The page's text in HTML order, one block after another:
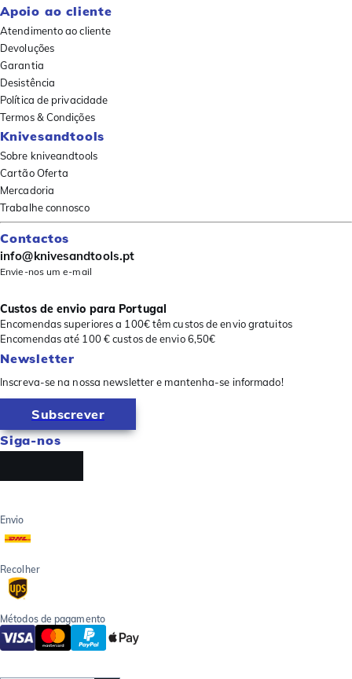
Apoio ao cliente
Atendimento ao cliente
Devoluções
Garantia
Desistência
Política de privacidade
Termos & Condições
Knivesandtools
Sobre kniveandtools
Cartão Oferta
Mercadoria
Trabalhe connosco
Contactos
info@knivesandtools.pt
Envie-nos um e-mail
Custos de envio para Portugal
Encomendas superiores a 100€ têm custos de envio gratuitos
Encomendas até 100 € custos de envio 6,50€
Newsletter
Inscreva-se na nossa newsletter e mantenha-se informado!
Subscrever
Siga-nos
Envio
Recolher
Métodos de pagamento